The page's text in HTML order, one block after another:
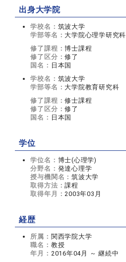
出身大学院
学校名： 筑波大学
学部等名： 大学院心理学研究科
修了課程：博士課程
修了区分：修了
国名： 日本国
学校名： 筑波大学
学部等名： 大学院教育研究科
修了課程：修士課程
修了区分：修了
国名： 日本国
学位
学位名： 博士(心理学)
分野名： 発達心理学
授与機関名：筑波大学
取得方法：課程
取得年月： 2003年03月
経歴
所属： 関西学院大学
職名： 教授
年月： 2016年04月 ～ 継続中